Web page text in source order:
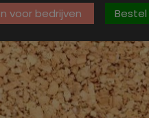
voor bedrijven